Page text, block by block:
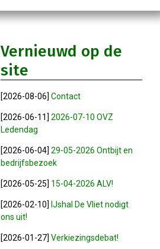
Vernieuwd op de
site
[2026-08-06]Contact
[2026-06-11]2026-07-10 OVZ
Ledendag
[2026-06-04]29-05-2026 Ontbijt en
bedrijfsbezoek
[2026-05-25] 15-04-2026 ALV!
[2026-02-10] IJshal De Vliet nodigt
ons uit!
[2026-01-27]Verkiezingsdebat!